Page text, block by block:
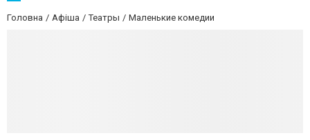
Головна Афіша Театры Маленькие комедии